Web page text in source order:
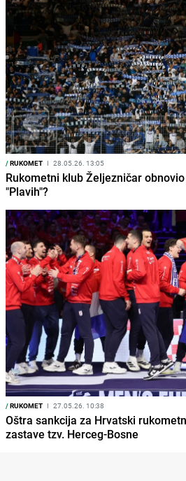
/RUKOMET I 28.05.26. 13:05
Rukometni klub Željezničar
"Plavih"?
/RUKOMET I 27.05.26. 10:38
Oštra sankcija za Hrvatski
zastave tzv. Herceg-Bosne